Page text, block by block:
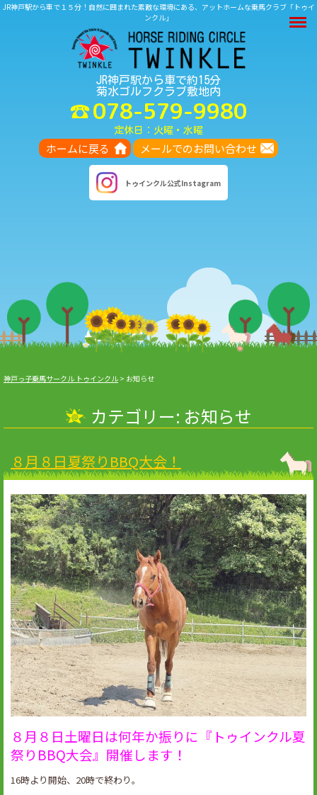
JR神戸駅から車で１５分！自然に囲まれた素敵な環境にある、アットホームな乗馬クラブ「トゥイ
ンクル」
JR神戸駅から車で約15分
菊水ゴルフクラブ敷地内
078-579-9980
定休日：火曜・水曜
ホームに戻る メールでのお問い合わせ
トゥインクル公式Instagram
神戸っ子乗馬サークル トゥインクル > お知らせ
カテゴリー: お知らせ
８月８日夏祭りBBQ大会！
８月８日土曜日は何年か振りに『トゥインクル夏
祭りBBQ大会』開催します！
16時より開始、20時で終わり。